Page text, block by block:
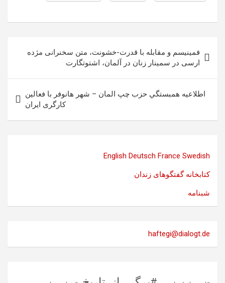
نوشته
فمینیسم و مقابله با قدرت-خشونت، متن سخنرانی مژده
ارسی در سمینار زنان در آلمان، اشتوتگارت
اطلاعيه همبستگي حزب چپ المان – شهر هانوفر با فعالین
کارگری ایران
English Deutsch France Swedish
کتابخانه گفتگوهای زندان
شبنامه
haftegi@dialogt.de